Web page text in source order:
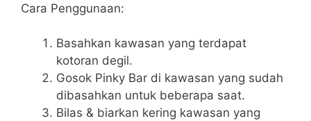
Cara Penggunaan:
Basahkan kawasan yang terdapat
kotoran degil.
Gosok Pinky Bar di kawasan yang sudah
dibasahkan untuk beberapa saat.
Bilas & biarkan kering kawasan yang